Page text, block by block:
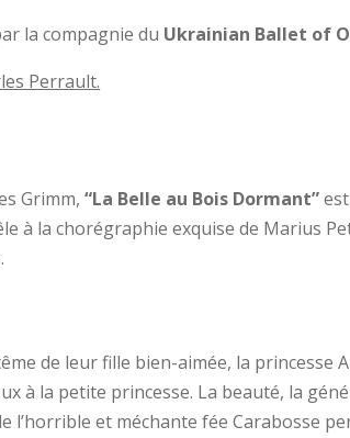
la compagnie du Ukrainian Ballet of
Perrault.
Grimm,“La Belle au Bois Dormant”
à la chorégraphie exquise de Marius
de leur fille bien-aimée, la princesse
à la petite princesse. La beauté, la
l’horrible et méchante fée Carabosse